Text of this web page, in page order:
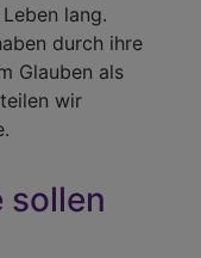
lang.
durch ihre
Glauben als
wir
sollen